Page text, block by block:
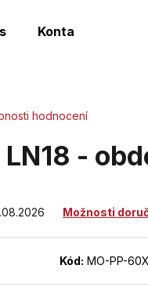
Kontakt
hodnocení
LN18 -
Možnosti
Kód: MO-PP-